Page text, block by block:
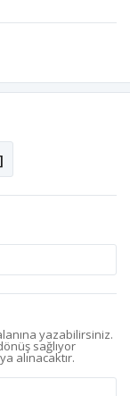
yazabilirsiniz.
sağlıyor
alınacaktır.